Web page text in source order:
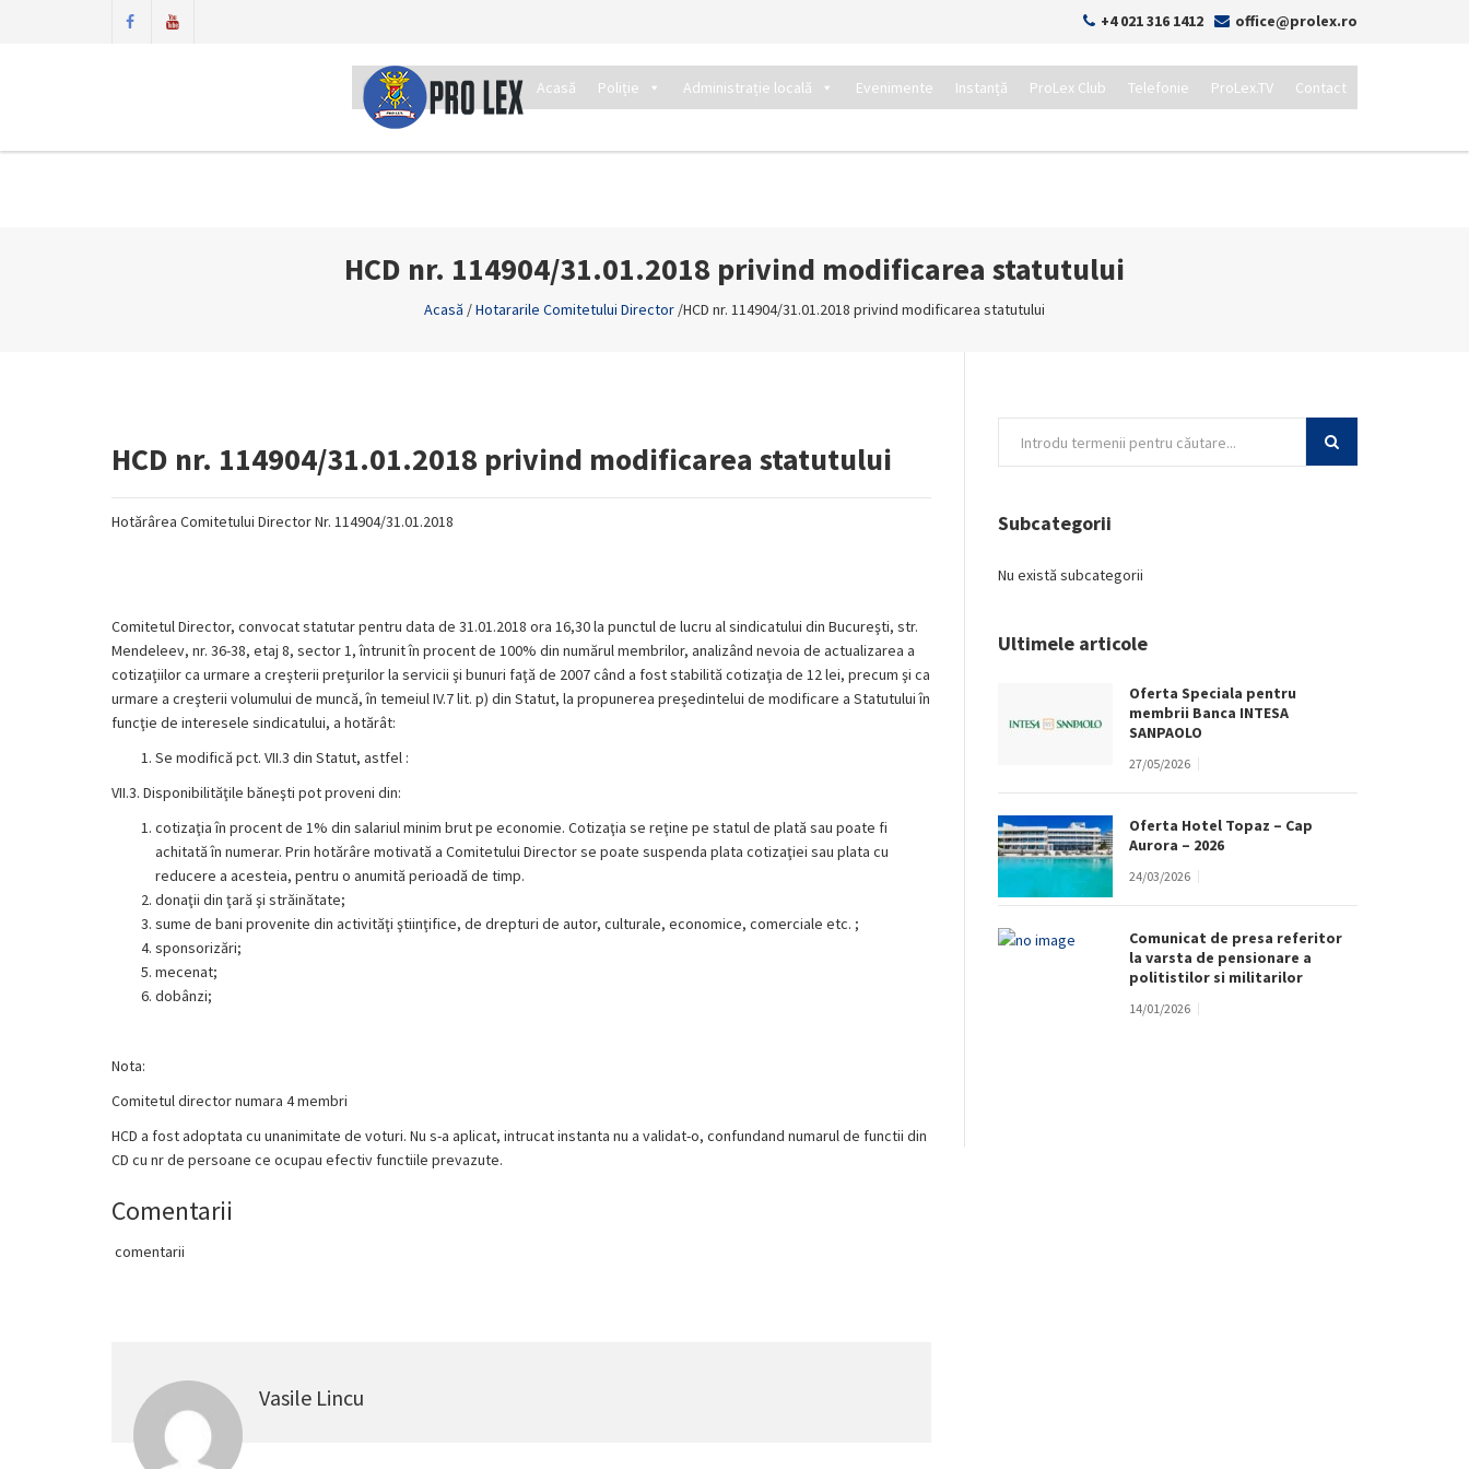
+4 021 316 1412 office@prolex.ro
Acasă Poliție Administrație locală Evenimente Instanță ProLex Club Telefonie ProLex.TV Contact
HCD nr. 114904/31.01.2018 privind modificarea statutului
Acasă /Hotararile Comitetului Director /HCD nr. 114904/31.01.2018 privind modificarea statutului
HCD nr. 114904/31.01.2018 privind modificarea statutului
Hotărârea Comitetului Director Nr. 114904/31.01.2018
Comitetul Director, convocat statutar pentru data de 31.01.2018 ora 16,30 la punctul de lucru al sindicatului din Bucureşti, str.
Mendeleev, nr. 36-38, etaj 8, sector 1, întrunit în procent de 100% din numărul membrilor, analizând nevoia de actualizarea a
cotizaţiilor ca urmare a creşterii preţurilor la servicii şi bunuri faţă de 2007 când a fost stabilită cotizaţia de 12 lei, precum şi ca
urmare a creşterii volumului de muncă, în temeiul IV.7 lit. p) din Statut, la propunerea preşedintelui de modificare a Statutului în
funcţie de interesele sindicatului, a hotărât:
Se modifică pct. VII.3 din Statut, astfel :
VII.3. Disponibilităţile băneşti pot proveni din:
cotizaţia în procent de 1% din salariul minim brut pe economie. Cotizaţia se reţine pe statul de plată sau poate fi
achitată în numerar. Prin hotărâre motivată a Comitetului Director se poate suspenda plata cotizaţiei sau plata cu
reducere a acesteia, pentru o anumită perioadă de timp.
donaţii din ţară şi străinătate;
sume de bani provenite din activităţi ştiinţifice, de drepturi de autor, culturale, economice, comerciale etc. ;
sponsorizări;
mecenat;
dobânzi;
Nota:
Comitetul director numara 4 membri
HCD a fost adoptata cu unanimitate de voturi. Nu s-a aplicat, intrucat instanta nu a validat-o, confundand numarul de functii din
CD cu nr de persoane ce ocupau efectiv functiile prevazute.
Comentarii
comentarii
Vasile Lincu
Subcategorii
Nu există subcategorii
Ultimele articole
Oferta Speciala pentru
membrii Banca INTESA
SANPAOLO
27/05/2026
Oferta Hotel Topaz – Cap
Aurora – 2026
24/03/2026
Comunicat de presa referitor
la varsta de pensionare a
politistilor si militarilor
14/01/2026